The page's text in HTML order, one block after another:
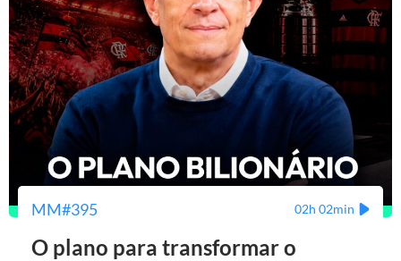
MM#395 02h 02min
O plano para transformar o